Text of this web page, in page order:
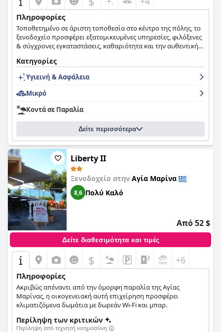
Πληροφορίες
Τοποθετημένο σε άριστη τοποθεσία στο κέντρο της πόλης, το
ξενοδοχείο προσφέρει εξατομικευμένες υπηρεσίες, φιλόξενες
& σύγχρονες εγκαταστάσεις, καθαριότητα και την αυθεντική
Κατηγορίες
Υγιεινή & Ασφάλεια
Μικρό
Κοντά σε Παραλία
Δείτε περισσότερα
Liberty II
Ξενοδοχείο στην Αγία Μαρίνα
8,6 Πολύ Καλό
Από 52 $
Δείτε διαθεσιμότητα και τιμές
$ +6
Πληροφορίες
Ακριβώς απέναντι από την όμορφη παραλία της Αγίας
Μαρίνας, η οικογενειακή αυτή επιχείρηση προσφέρει
κλιματιζόμενα δωμάτια με δωρεάν Wi-Fi και μπαρ.
Περίληψη των κριτικών
Περίληψη από τεχνητή νοημοσύνη